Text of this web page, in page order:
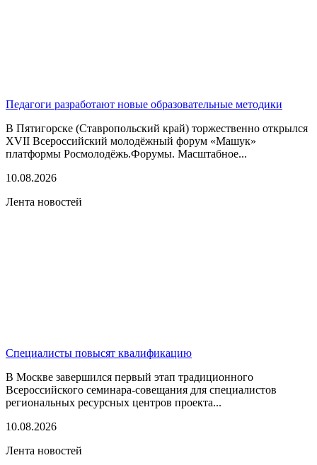
Педагоги разработают новые образовательные методики
В Пятигорске (Ставропольский край) торжественно открылся
XVII Всероссийский молодёжный форум «Машук»
платформы Росмолодёжь.Форумы. Масштабное...
10.08.2026
Лента новостей
Специалисты повысят квалификацию
В Москве завершился первый этап традиционного
Всероссийского семинара-совещания для специалистов
региональных ресурсных центров проекта...
10.08.2026
Лента новостей